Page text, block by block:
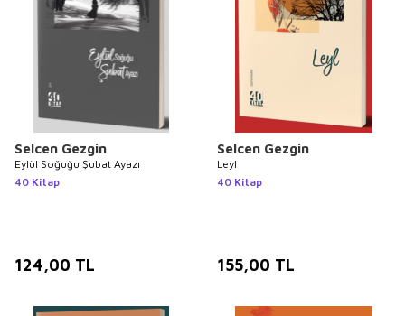
Selcen Gezgin
Eylül Soğuğu Şubat Ayazı
40 Kitap
124,00 TL
Selcen Gezgin
Leyl
40 Kitap
155,00 TL